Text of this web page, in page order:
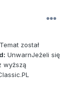
Temat został
UnwarnJeżeli się
wyższą